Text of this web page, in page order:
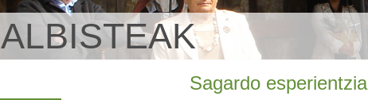
ALBISTEAK
Sagardo